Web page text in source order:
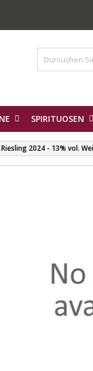
SPIRITUOSEN
2024 - 13% vol.